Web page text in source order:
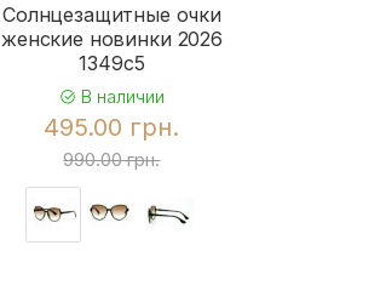
Солнцезащитные очки
женские новинки 2026
1349c5
В наличии
495.00 грн.
990.00 грн.